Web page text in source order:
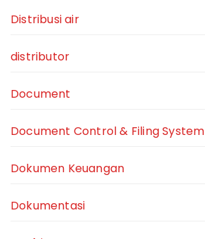
Distribusi air
distributor
Document
Document Control & Filing System
Dokumen Keuangan
Dokumentasi